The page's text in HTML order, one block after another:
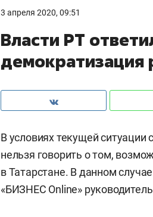
3 апреля 2020, 09:51
​Власти РТ
демократизация
В условиях текущей
нельзя говорить о том,
в Татарстане. В данном
«БИЗНЕС Online»